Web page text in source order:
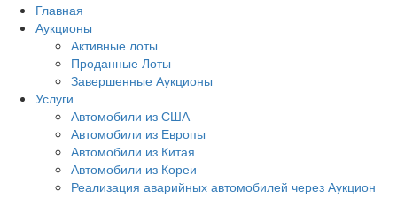
Главная
Аукционы
Активные лоты
Проданные Лоты
Завершенные Аукционы
Услуги
Автомобили из США
Автомобили из Европы
Автомобили из Китая
Автомобили из Кореи
Реализация аварийных автомобилей через Аукцион